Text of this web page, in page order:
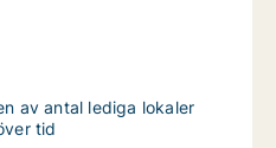
av antal lediga lokaler
tid